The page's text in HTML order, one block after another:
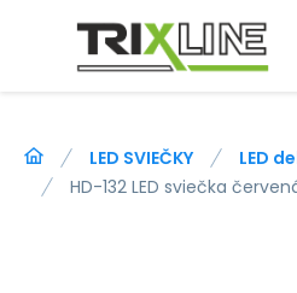
LED SVIEČKY
LED
HD-132 LED sviečka